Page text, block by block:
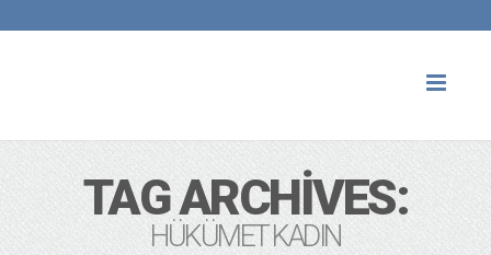
TAG ARCHIVES:
HÜKÜMET KADIN